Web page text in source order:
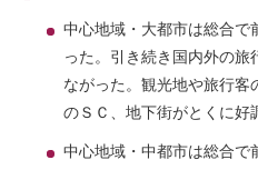
中心地域・大都市は総合で
った。引き続き国内外の旅
ながった。観光地や旅行客
のＳＣ、地下街がとくに好
中心地域・中都市は総合で